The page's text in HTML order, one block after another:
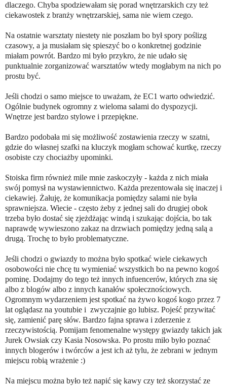
dlaczego. Chyba spodziewałam się porad wnętrzarskich czy też
ciekawostek z branży wnętrzarskiej, sama nie wiem czego.
Na ostatnie warsztaty niestety nie poszłam bo był spory poślizg
czasowy, a ja musiałam się spieszyć bo o konkretnej godzinie
miałam powrót. Bardzo mi było przykro, że nie udało się
punktualnie zorganizować warsztatów wtedy mogłabym na nich po
prostu być.
Jeśli chodzi o samo miejsce to uważam, że EC1 warto odwiedzić.
Ogólnie budynek ogromny z wieloma salami do dyspozycji.
Wnętrze jest bardzo stylowe i przepiękne.
Bardzo podobała mi się możliwość zostawienia rzeczy w szatni,
gdzie do własnej szafki na kluczyk mogłam schować kurtkę, rzeczy
osobiste czy chociażby upominki.
Stoiska firm również mile mnie zaskoczyły - każda z nich miała
swój pomysł na wystawiennictwo. Każda prezentowała się inaczej i
ciekawiej. Żałuję, że komunikacja pomiędzy salami nie była
sprawniejsza. Wiecie - często żeby z jednej sali do drugiej obok
trzeba było dostać się zjeżdżając windą i szukając dojścia, bo tak
naprawdę wywieszono zakaz na drzwiach pomiędzy jedną salą a
drugą. Trochę to było problematyczne.
Jeśli chodzi o gwiazdy to można było spotkać wiele ciekawych
osobowości nie chcę tu wymieniać wszystkich bo na pewno kogoś
pominę. Dodajmy do tego też innych infuencerów, których zna się
albo z blogów albo z innych kanałów społecznościowych.
Ogromnym wydarzeniem jest spotkać na żywo kogoś kogo przez 7
lat oglądasz na youtubie i zwyczajnie go lubisz. Pojeść przywitać
się, zamienić parę słów. Bardzo fajna sprawa i zderzenie z
rzeczywistością. Pomijam fenomenalne występy gwiazdy takich jak
Jurek Owsiak czy Kasia Nosowska. Po prostu miło było poznać
innych blogerów i twórców a jest ich aż tylu, że zebrani w jednym
miejscu robią wrażenie :)
Na miejscu można było też napić się kawy czy też skorzystać ze